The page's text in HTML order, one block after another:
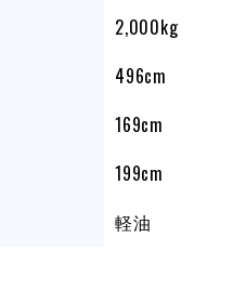
2,000kg
496cm
169cm
199cm
軽油